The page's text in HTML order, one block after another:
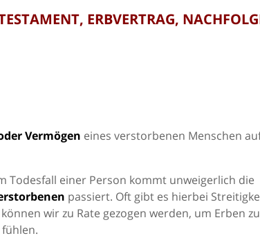
ERBVERTRAG,
Vermögen eines verstorbenen Menschen
Todesfall einer Person kommt unweigerlich die
passiert. Oft gibt es hierbei
können wir zu Rate gezogen werden, um Erben zu